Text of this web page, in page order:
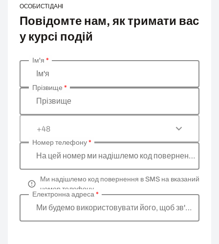
ОСОБИСТІ ДАНІ
Повідомте нам, як тримати вас
у курсі подій
Введіть ваші особисті дані
Ім'я
Ім'я *
Прізвище
Прізвище *
+48
На цей номер ми надішлемо код повернення
Номер телефону*
Ми надішлемо код повернення в SMS на вказаний
номер телефону
Ми будемо використовувати його, щоб зв'язатися
Електронна адреса*